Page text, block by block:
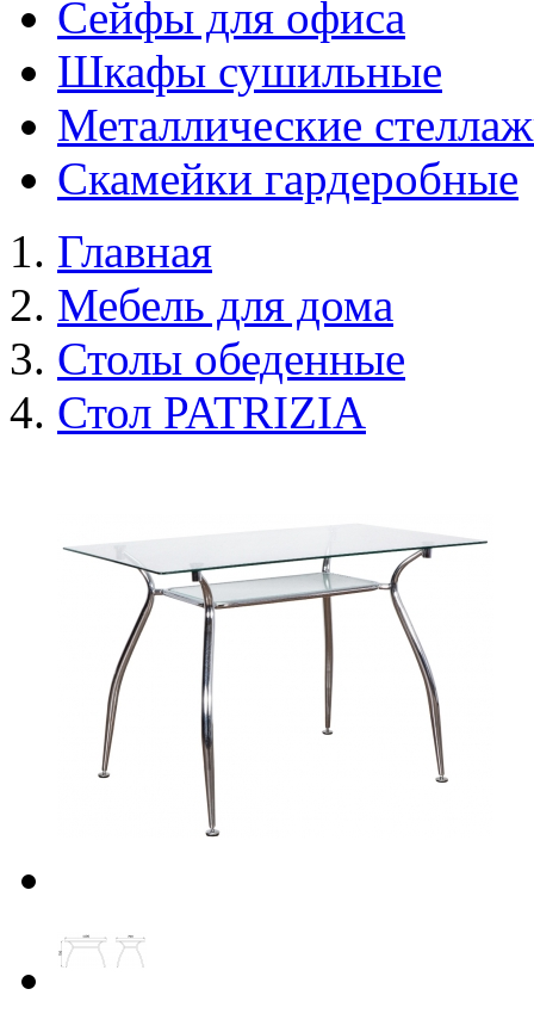
Сейфы для офиса
Шкафы сушильные
Металлические
Скамейки гардеробные
Главная
Мебель для дома
Столы обеденные
Стол PATRIZIA